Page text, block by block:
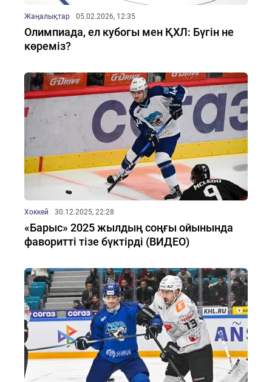
Жаңалықтар 05.02.2026, 12:35
Олимпиада, ел кубогы мен ҚХЛ: Бүгін не
көреміз?
Хоккей 30.12.2025, 22:28
«Барыс» 2025 жылдың соңғы ойынында
фаворитті тізе бүктірді (ВИДЕО)